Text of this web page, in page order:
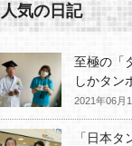
人気の日記
至極の「
しかタン
2021年06月
「日本